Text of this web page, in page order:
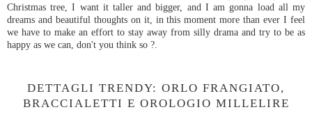
Christmas tree, I want it taller and bigger, and I am gonna load all my
dreams and beautiful thoughts on it, in this moment more than ever I feel
we have to make an effort to stay away from silly drama and try to be as
happy as we can, don't you think so ?.
DETTAGLI TRENDY: ORLO FRANGIATO,
BRACCIALETTI E OROLOGIO MILLELIRE